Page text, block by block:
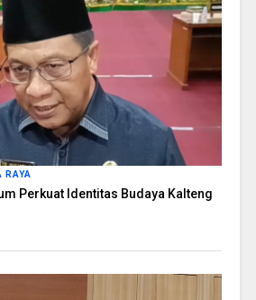
RAYA
Perkuat Identitas Budaya Kalteng